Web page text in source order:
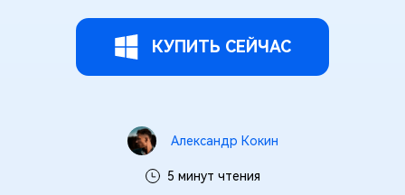
КУПИТЬ СЕЙЧАС
Александр Кокин
5 минут чтения